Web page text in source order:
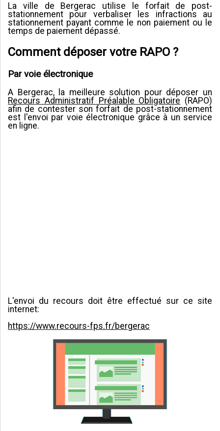
La ville de Bergerac utilise le forfait de post-
stationnement pour verbaliser les infractions au
stationnement payant comme le non paiement ou le
temps de paiement dépassé.
Comment déposer votre RAPO ?
Par voie électronique
A Bergerac, la meilleure solution pour déposer un
Recours Administratif Préalable Obligatoire (RAPO)
afin de contester son forfait de post-stationnement
est l'envoi par voie électronique grâce à un service
en ligne.
L'envoi du recours doit être effectué sur ce site
internet:
https://www.recours-fps.fr/bergerac